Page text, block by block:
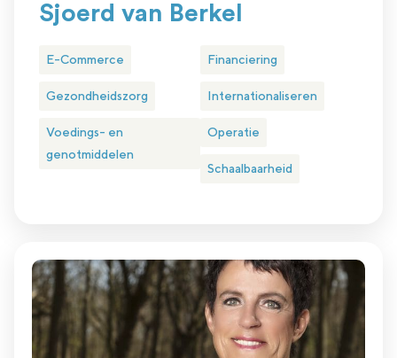
Sjoerd van Berkel
E-Commerce
Gezondheidszorg
Voedings- en
genotmiddelen
Financiering
Internationaliseren
Operatie
Schaalbaarheid